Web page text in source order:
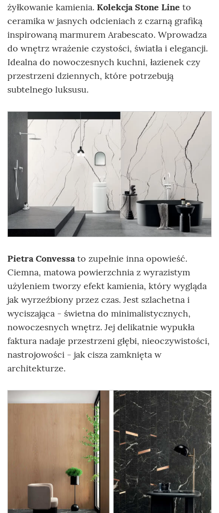
żyłkowanie kamienia. Kolekcja Stone Line to
ceramika w jasnych odcieniach z czarną grafiką
inspirowaną marmurem Arabescato. Wprowadza
do wnętrz wrażenie czystości, światła i elegancji.
Idealna do nowoczesnych kuchni, łazienek czy
przestrzeni dziennych, które potrzebują
subtelnego luksusu.
Pietra Convessato zupełnie inna opowieść.
Ciemna, matowa powierzchnia z wyrazistym
użyleniem tworzy efekt kamienia, który wygląda
jak wyrzeźbiony przez czas. Jest szlachetna i
wyciszająca - świetna do minimalistycznych,
nowoczesnych wnętrz. Jej delikatnie wypukła
faktura nadaje przestrzeni głębi, nieoczywistości,
nastrojowości - jak cisza zamknięta w
architekturze.